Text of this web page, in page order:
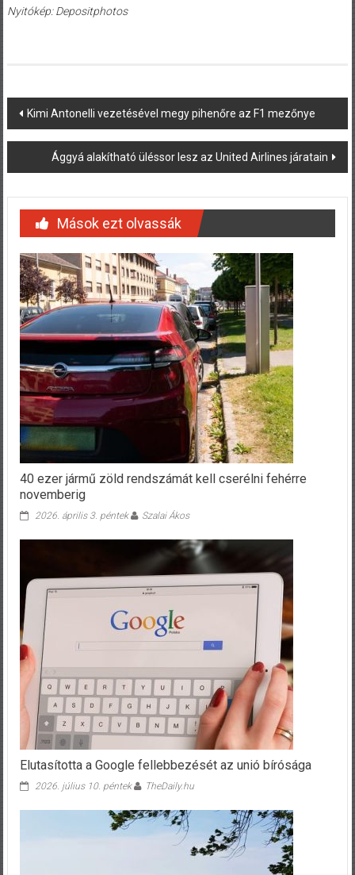
Nyitókép: Depositphotos
Post
navigation
Kimi Antonelli vezetésével megy pihenőre az F1 mezőnye
Ággyá alakítható üléssor lesz az United Airlines járatain
Mások ezt olvassák
40 ezer jármű zöld rendszámát kell cserélni fehérre
novemberig
2026. április 3. péntek Szalai Ákos
Elutasította a Google fellebbezését az unió bírósága
2026. július 10. péntek TheDaily.hu